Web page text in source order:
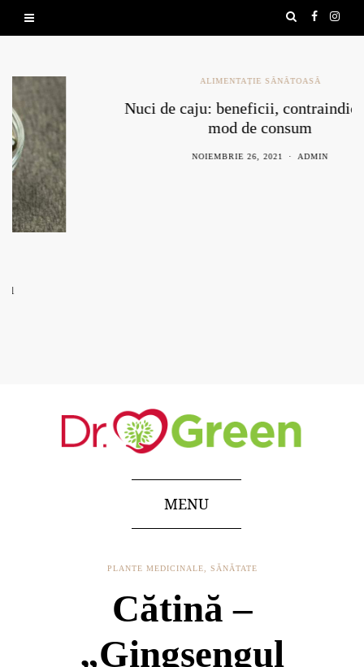
ALIMENTAȚIE SĂNĂTOASĂ
Nuci de caju: beneficii, contraindicații și
mod de consum
NOIEMBRIE 26, 2021 ADMIN
MENU
PLANTE MEDICINALE SĂNĂTATE
Cătină –
„Gingsengul